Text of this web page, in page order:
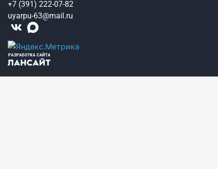
+7 (391) 222-07-82
uyarpu-63@mail.ru